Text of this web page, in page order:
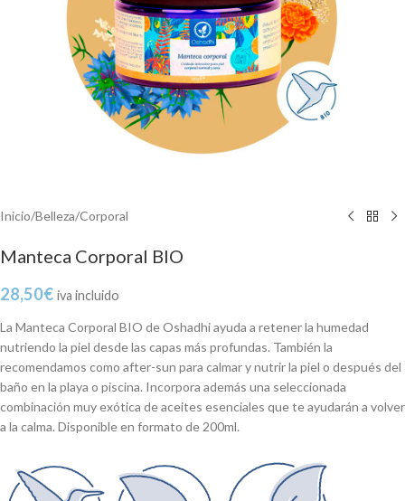
Inicio/Belleza/Corporal
Manteca Corporal BIO
28,50€ iva incluido
La Manteca Corporal BIO de Oshadhi ayuda a retener la humedad
nutriendo la piel desde las capas más profundas. También la
recomendamos como after-sun para calmar y nutrir la piel o después del
baño en la playa o piscina. Incorpora además una seleccionada
combinación muy exótica de aceites esenciales que te ayudarán a volver
a la calma. Disponible en formato de 200ml.